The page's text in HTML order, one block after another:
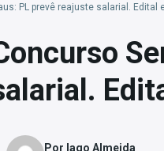
PL prevê reajuste salarial. Edital
Por Iago Almeida